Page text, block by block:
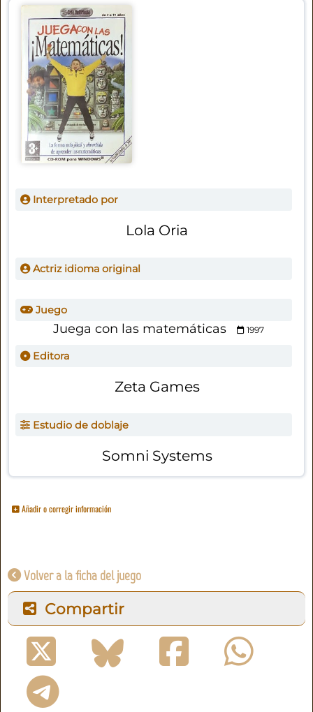
Interpretado por
Lola Oria
Actriz idioma original
Juego
Juega con las matemáticas 1997
Editora
Zeta Games
Estudio de doblaje
Somni Systems
Añadir o corregir información
Volver a la ficha del juego
Compartir